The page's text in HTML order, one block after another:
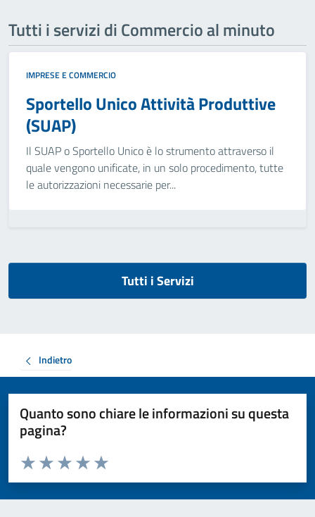
Tutti i servizi di Commercio al minuto
IMPRESE E COMMERCIO
Sportello Unico Attività Produttive
(SUAP)
Il SUAP o Sportello Unico è lo strumento attraverso il
quale vengono unificate, in un solo procedimento, tutte
le autorizzazioni necessarie per...
Tutti i Servizi
Indietro
Quanto sono chiare le informazioni su questa
pagina?
Valuta da 1 a 5 stelle la pagina
Valuta 5 stelle su 5
Valuta 4 stelle su 5
Valuta 3 stelle su 5
Valuta 2 stelle su 5
Valuta 1 stelle su 5